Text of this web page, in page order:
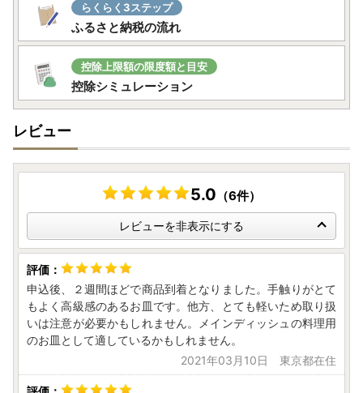
ご寄附後の手続きが大変便利になる「自治体マイページ」を
ぜひご利用ください。ご利用は「自治体マイページ」を検
索、
又はhttps://mypg.jp/
【返礼品のお届けにつきまして】
例年10月以降はご寄付が集中し一部の返礼品につきましては
ます。
お早めのお申し込みをお願いします。
お問い合わせ窓口につきまして
問い合わせ内容により対応窓口が異なります。
ご不便をおかけしますが、今一度内容をご確認の上お手続き
【ワンストップ特例申請書送付先】
◆有田町役場総務課 ふるさと納税担当
〒849-4192
佐賀県西松浦郡有田町立部乙2202番地
【寄附金受領証明書などの書類の発行・ワンストップ特例申
請の受付に関すること】
らくらく3ステップ
ふるさと納税の流れ
控除上限額の限度額と目安
控除シミュレーション
レビュー
5.0 （6件）
レビューを非表示にする
申込後、２週間ほどで商品到着となりました。手触りがとて
もよく高級感のあるお皿です。他方、とても軽いため取り扱
いは注意が必要かもしれません。メインディッシュの料理用
のお皿として適しているかもしれません。
2021年03月10日 東京都在住